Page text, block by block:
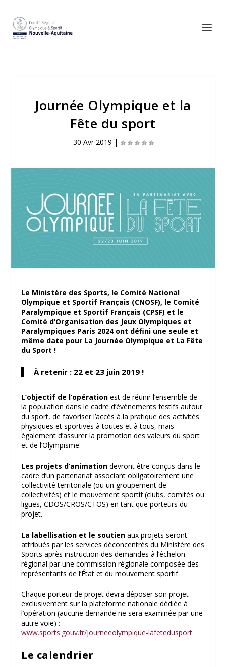
Journée Olympique et la
Fête du sport
30 Avr 2019 |
Le Ministère des Sports, le Comité National
Olympique et Sportif Français (CNOSF), le Comité
Paralympique et Sportif Français (CPSF) et le
Comité d’Organisation des Jeux Olympiques et
Paralympiques Paris 2024 ont défini une seule et
même date pour La Journée Olympique et La Fête
du Sport !
À retenir : 22 et 23 juin 2019 !
L’objectif de l’opération est de réunir l’ensemble de
la population dans le cadre d’évènements festifs autour
du sport, de favoriser l’accès à la pratique des activités
physiques et sportives à toutes et à tous, mais
également d’assurer la promotion des valeurs du sport
et de l’Olympisme.
Les projets d’animation devront être conçus dans le
cadre d’un partenariat associant obligatoirement une
collectivité territoriale (ou un groupement de
collectivités) et le mouvement sportif (clubs, comités ou
ligues, CDOS/CROS/CTOS) en tant que porteurs du
projet.
La labellisation et le soutien aux projets seront
attribués par les services déconcentrés du Ministère des
Sports après instruction des demandes à l’échelon
régional par une commission régionale composée des
représentants de l’État et du mouvement sportif.
Chaque porteur de projet devra déposer son projet
exclusivement sur la plateforme nationale dédiée à
l’opération (aucune demande ne sera examinée par une
autre voie) :
www.sports.gouv.fr/journeeolympique-lafetedusport
Le calendrier